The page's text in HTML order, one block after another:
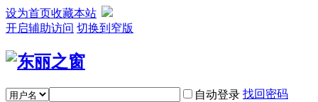
设为首页收藏本站
开启辅助访问 切换到窄版
自动登录 找回密码